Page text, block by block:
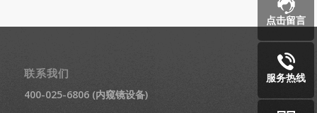
联系我们
400-025-6806 (内窥镜设备)
点击留言
服务热线